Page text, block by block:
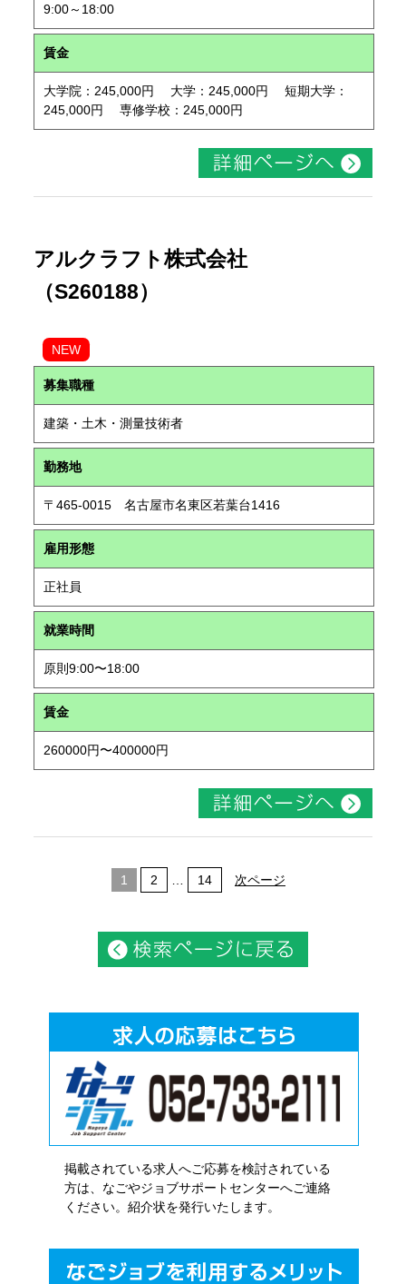
9:00～18:00
賃金
大学院：245,000円 大学：245,000円 短期大学：
245,000円 専修学校：245,000円
アルクラフト株式会社
（S260188）
NEW
募集職種
建築・土木・測量技術者
勤務地
〒465-0015 名古屋市名東区若葉台1416
雇用形態
正社員
就業時間
原則9:00〜18:00
賃金
260000円〜400000円
1 2 14 次ページ
掲載されている求人へご応募を検討されている
方は、なごやジョブサポートセンターへご連絡
ください。紹介状を発行いたします。